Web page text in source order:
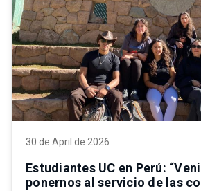
30 de April de 2026
Estudiantes UC en Perú:
ponernos al servicio de las